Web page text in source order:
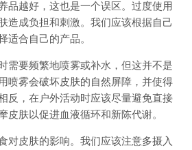
品越好，这也是一个误区。过度使用
造成负担和刺激。我们应该根据自己
适合自己的产品。
需要频繁地喷雾或补水，但这并不是
喷雾会破坏皮肤的自然屏障，并使得
反，在户外活动时应该尽量避免直接
皮肤以促进血液循环和新陈代谢。
对皮肤的影响。我们应该注意多摄入